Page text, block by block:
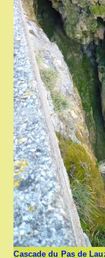
Cascade du Pas de